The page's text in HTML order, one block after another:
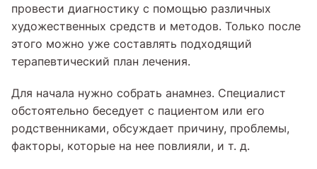
провести диагностику с помощью различных
художественных средств и методов. Только после
этого можно уже составлять подходящий
терапевтический план лечения.
Для начала нужно собрать анамнез. Специалист
обстоятельно беседует с пациентом или его
родственниками, обсуждает причину, проблемы,
факторы, которые на нее повлияли, и т. д.